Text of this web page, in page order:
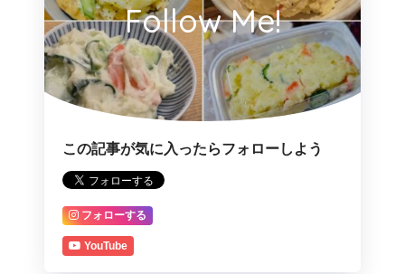
Follow Me!
この記事が気に入ったらフォローしよう
フォローする
YouTube